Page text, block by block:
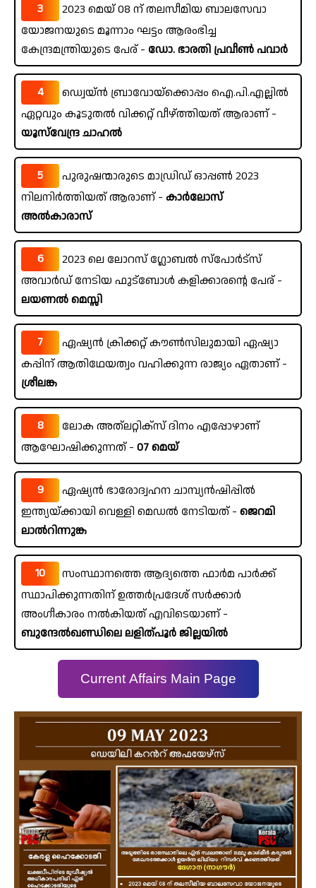
3
2023 മെയ് 08 ന് തലസീമിയ ബാലസേവാ
യോജനയുടെ മൂന്നാം ഘട്ടം ആരംഭിച്ച
കേന്ദ്രമന്ത്രിയുടെ പേര് - ഡോ. ഭാരതി പ്രവീൺ പവാർ
4
ഡ്വെയ്ൻ ബ്രാവോയ്‌ക്കൊപ്പം ഐ.പി.എല്ലിൽ
ഏറ്റവും കൂടുതൽ വിക്കറ്റ് വീഴ്ത്തിയത് ആരാണ് -
യൂസ്‌വേന്ദ്ര ചാഹൽ
5
പുരുഷന്മാരുടെ മാഡ്രിഡ് ഓപ്പൺ 2023
നിലനിർത്തിയത് ആരാണ് - കാർലോസ്
അൽകാരാസ്
6
2023 ലെ ലോറസ് ഗ്ലോബൽ സ്പോർട്സ്
അവാർഡ് നേടിയ ഫുട്ബോൾ കളിക്കാരന്റെ പേര് -
ലയണൽ മെസ്സി
7
ഏഷ്യൻ ക്രിക്കറ്റ് കൗൺസിലുമായി ഏഷ്യാ
കപ്പിന് ആതിഥേയത്വം വഹിക്കുന്ന രാജ്യം ഏതാണ് -
ശ്രീലങ്ക
8
ലോക അത്ലറ്റിക്സ് ദിനം എപ്പോഴാണ്
ആഘോഷിക്കുന്നത് - 07 മെയ്
9
ഏഷ്യൻ ഭാരോദ്വഹന ചാമ്പ്യൻഷിപ്പിൽ
ഇന്ത്യയ്ക്കായി വെള്ളി മെഡൽ നേടിയത് - ജെറമി
ലാൽറിന്നുങ്ക
10
സംസ്ഥാനത്തെ ആദ്യത്തെ ഫാർമ പാർക്ക്
സ്ഥാപിക്കുന്നതിന് ഉത്തർപ്രദേശ് സർക്കാർ
അംഗീകാരം നൽകിയത് എവിടെയാണ് -
ബുന്ദേൽഖണ്ഡിലെ ലളിത്പൂർ ജില്ലയിൽ
Current Affairs Main Page